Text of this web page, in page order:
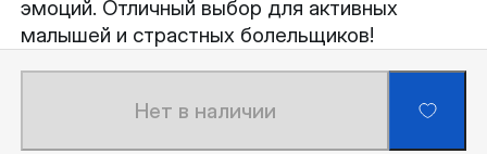
эмоций. Отличный выбор для активных
малышей и страстных болельщиков!
Нет в наличии